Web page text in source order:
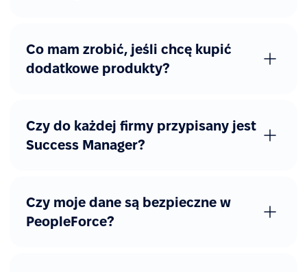
Co mam zrobić, jeśli chcę kupić
dodatkowe produkty?
Czy do każdej firmy przypisany jest
Success Manager?
Czy moje dane są bezpieczne w
PeopleForce?